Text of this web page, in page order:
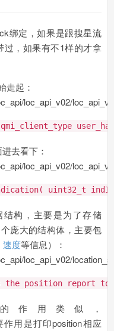
绑定，如果是跟搜星流
过，如果有不1样的才拿
走起：
loc_api_v02/
去看下：
loc_api_v02/
uint32_t
构，主要是为了存储
庞大的结构体，主要包
速度等信息）：
loc_api_v02/
the position report
的作用类似，
作用是打印position相应